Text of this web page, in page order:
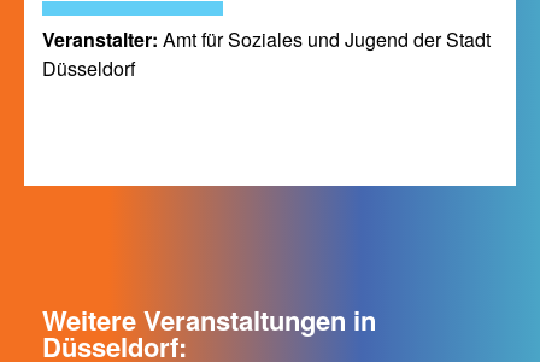
Veranstalter: Amt für Soziales und Jugend der Stadt
Düsseldorf
Weitere Veranstaltungen in
Düsseldorf: